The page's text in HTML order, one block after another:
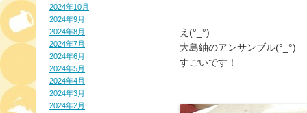
2024年10月
2024年9月
2024年8月
2024年7月
2024年6月
2024年5月
2024年4月
2024年3月
2024年2月
え(°_°)
大島紬のアンサンブル(°_°)
すごいです！